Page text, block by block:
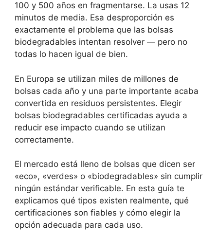
100 y 500 años en fragmentarse. La usas 12
minutos de media. Esa desproporción es
exactamente el problema que las bolsas
biodegradables intentan resolver — pero no
todas lo hacen igual de bien.
En Europa se utilizan miles de millones de
bolsas cada año y una parte importante acaba
convertida en residuos persistentes. Elegir
bolsas biodegradables certificadas ayuda a
reducir ese impacto cuando se utilizan
correctamente.
El mercado está lleno de bolsas que dicen ser
«eco», «verdes» o «biodegradables» sin cumplir
ningún estándar verificable. En esta guía te
explicamos qué tipos existen realmente, qué
certificaciones son fiables y cómo elegir la
opción adecuada para cada uso.